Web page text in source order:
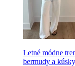
Letné módne
bermudy a